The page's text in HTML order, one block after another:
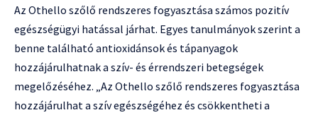
Az Othello szőlő rendszeres fogyasztása számos pozitív
egészségügyi hatással járhat. Egyes tanulmányok szerint a
benne található antioxidánsok és tápanyagok
hozzájárulhatnak a szív- és érrendszeri betegségek
megelőzéséhez. „Az Othello szőlő rendszeres fogyasztása
hozzájárulhat a szív egészségéhez és csökkentheti a